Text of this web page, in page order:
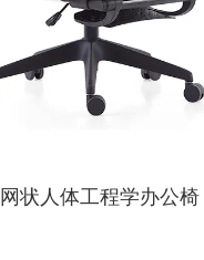
网状人体工程学办公椅